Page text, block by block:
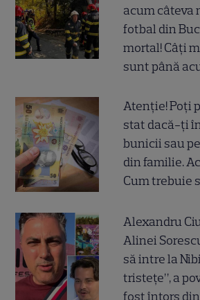
acum câteva
fotbal din
mortal! Câți
sunt până
Atenție! Poți
stat dacă-ți
bunicii sau
din familie.
Cum trebuie
Alexandru
Alinei
să intre la
tristețe”, a
fost întors